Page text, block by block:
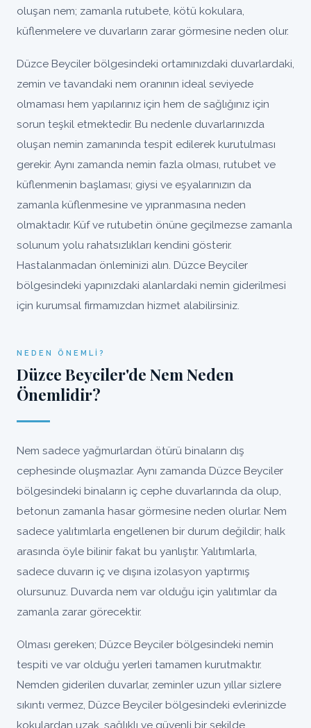
oluşan nem; zamanla rutubete, kötü kokulara,
küflenmelere ve duvarların zarar görmesine neden olur.
Düzce Beyciler bölgesindeki ortamınızdaki duvarlardaki,
zemin ve tavandaki nem oranının ideal seviyede
olmaması hem yapılarınız için hem de sağlığınız için
sorun teşkil etmektedir. Bu nedenle duvarlarınızda
oluşan nemin zamanında tespit edilerek kurutulması
gerekir. Aynı zamanda nemin fazla olması, rutubet ve
küflenmenin başlaması; giysi ve eşyalarınızın da
zamanla küflenmesine ve yıpranmasına neden
olmaktadır. Küf ve rutubetin önüne geçilmezse zamanla
solunum yolu rahatsızlıkları kendini gösterir.
Hastalanmadan önleminizi alın. Düzce Beyciler
bölgesindeki yapınızdaki alanlardaki nemin giderilmesi
için kurumsal firmamızdan hizmet alabilirsiniz.
NEDEN ÖNEMLI?
Düzce Beyciler'de Nem Neden
Önemlidir?
Nem sadece yağmurlardan ötürü binaların dış
cephesinde oluşmazlar. Aynı zamanda Düzce Beyciler
bölgesindeki binaların iç cephe duvarlarında da olup,
betonun zamanla hasar görmesine neden olurlar. Nem
sadece yalıtımlarla engellenen bir durum değildir; halk
arasında öyle bilinir fakat bu yanlıştır. Yalıtımlarla,
sadece duvarın iç ve dışına izolasyon yaptırmış
olursunuz. Duvarda nem var olduğu için yalıtımlar da
zamanla zarar görecektir.
Olması gereken; Düzce Beyciler bölgesindeki nemin
tespiti ve var olduğu yerleri tamamen kurutmaktır.
Nemden giderilen duvarlar, zeminler uzun yıllar sizlere
sıkıntı vermez, Düzce Beyciler bölgesindeki evlerinizde
kokulardan uzak, sağlıklı ve güvenli bir şekilde